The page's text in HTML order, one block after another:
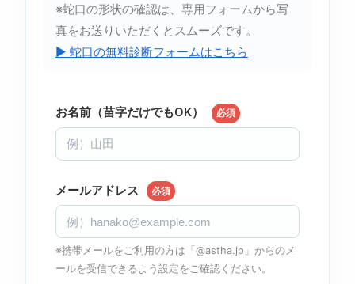
※蛇口の形状の確認は、専用フォームから写
真をお送りいただくとスムーズです。
▶ 蛇口の無料診断フォームはこちら
お名前（苗字だけでもOK） 必須
メールアドレス 必須
※携帯メールをご利用の方は「@astha.jp」からのメ
ールを受信できるよう設定をご確認ください。